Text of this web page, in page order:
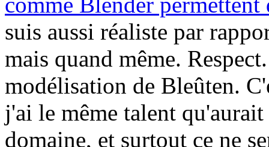
suis aussi réaliste par
mais quand même.
modélisation de Bleûten.
j'ai le même talent
domaine, et surtout ce ne